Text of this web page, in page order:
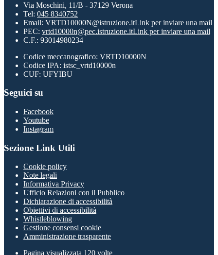
Via Moschini, 11/B - 37129 Verona
Tel: 045 8340752
Email: VRTD10000N@istruzione.itLink per inviare una mail
PEC: vrtd10000n@pec.istruzione.itLink per inviare una mail
C.F.: 93014980234
Codice meccanografico: VRTD10000N
Codice IPA: istsc_vrtd10000n
CUF: UFYIBU
Seguici su
Facebook
Youtube
Instagram
Sezione Link Utili
Cookie policy
Note legali
Informativa Privacy
Ufficio Relazioni con il Pubblico
Dichiarazione di accessibilità
Obiettivi di accessibilità
Whistleblowing
Gestione consensi cookie
Amministrazione trasparente
Pagina visualizzata 120 volte